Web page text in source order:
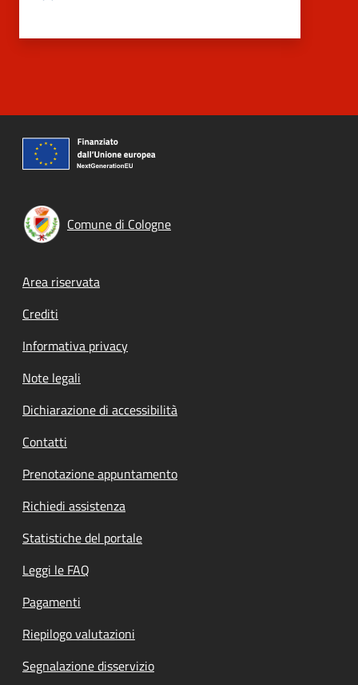
Comune di Cologne
Footer menu
Area riservata
Crediti
Informativa privacy
Note legali
Dichiarazione di accessibilità
Contatti
Prenotazione appuntamento
Richiedi assistenza
Statistiche del portale
Leggi le FAQ
Pagamenti
Riepilogo valutazioni
Segnalazione disservizio